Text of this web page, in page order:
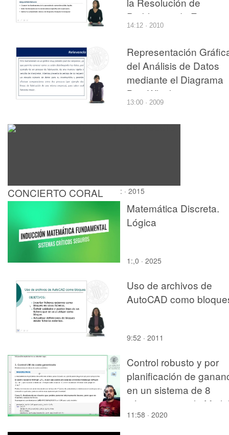
Problemas de
Sólido-Líquido
14:12 · 2010
Representación
del Análisis de Datos
mediante el Diagrama
Box-Whisker
13:00 · 2009
CONCIERTO CORAL
POLIFONICA SENIOR
: · 2015
Matemática Discreta.
Lógica
1:,0 · 2025
Uso de archivos de
AutoCAD como
9:52 · 2011
Control robusto y por
planificación de
en un sistema de 8
vértices: ejemplo
11:58 · 2020